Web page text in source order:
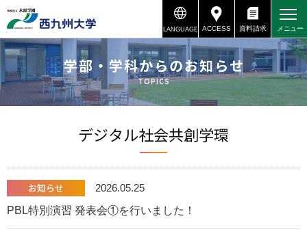
資料請求 アクセス
メニュー
LANGUAGE 資料請求
ACCESS
学部・学科からのお知らせ
TOPICS
デジタル社会共創学環
お知らせ
2026.05.25
PBL特別演習 発表会①を行いました！